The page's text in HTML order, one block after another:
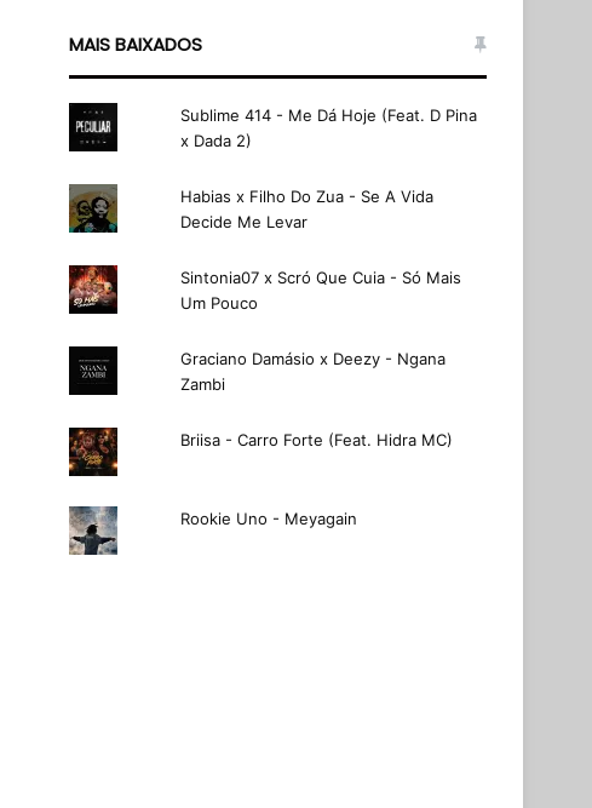
MAIS BAIXADOS
Sublime 414 - Me Dá Hoje (Feat. D Pina
x Dada 2)
Habias x Filho Do Zua - Se A Vida
Decide Me Levar
Sintonia07 x Scró Que Cuia - Só Mais
Um Pouco
Graciano Damásio x Deezy - Ngana
Zambi
Briisa - Carro Forte (Feat. Hidra MC)
Rookie Uno - Meyagain